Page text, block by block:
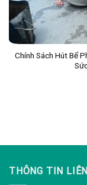
Chính Sách Hút Bể
THÔNG TIN